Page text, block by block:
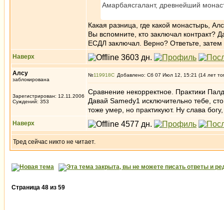
Амарбаясгалант, древнейший
Какая разница, где какой монастырь,
Вы вспомните, кто заключал
ЕСДЛ заключал. Верно? Ответьте,
Наверх
Алсу
заблокирована
Зарегистрирован: 12.11.2006
Суждений: 353
№119918 Добавлено: Сб 07 Июл 12, 15:21 (14 лет
Сравнение некорректное. Практики
Давай Samedy1 исключительно тебе,
тоже умер, но практикуют. Ну слава
Наверх
Тред сейчас никто не читает.
Страница 48 из 59